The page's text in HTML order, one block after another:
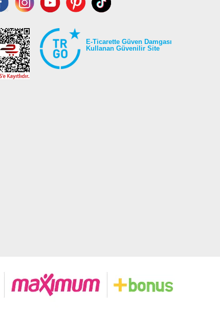
E-Ticarette Güven Damgası
Kullanan Güvenilir Site